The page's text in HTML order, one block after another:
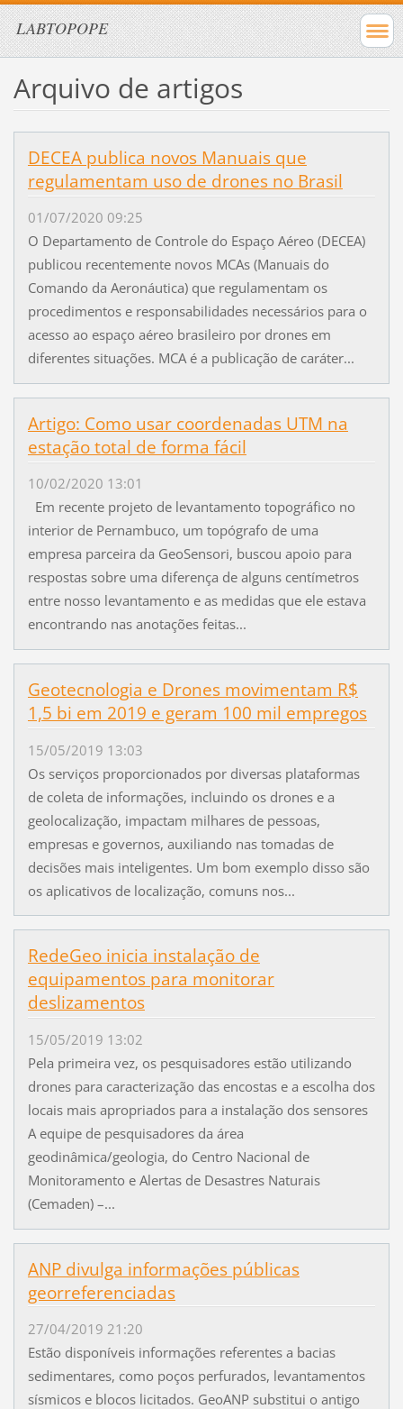
LABTOPOPE
Arquivo de artigos
DECEA publica novos Manuais que
regulamentam uso de drones no Brasil
01/07/2020 09:25
O Departamento de Controle do Espaço Aéreo (DECEA)
publicou recentemente novos MCAs (Manuais do
Comando da Aeronáutica) que regulamentam os
procedimentos e responsabilidades necessários para o
acesso ao espaço aéreo brasileiro por drones em
diferentes situações. MCA é a publicação de caráter...
Artigo: Como usar coordenadas UTM na
estação total de forma fácil
10/02/2020 13:01
Em recente projeto de levantamento topográfico no
interior de Pernambuco, um topógrafo de uma
empresa parceira da GeoSensori, buscou apoio para
respostas sobre uma diferença de alguns centímetros
entre nosso levantamento e as medidas que ele estava
encontrando nas anotações feitas...
Geotecnologia e Drones movimentam R$
1,5 bi em 2019 e geram 100 mil empregos
15/05/2019 13:03
Os serviços proporcionados por diversas plataformas
de coleta de informações, incluindo os drones e a
geolocalização, impactam milhares de pessoas,
empresas e governos, auxiliando nas tomadas de
decisões mais inteligentes. Um bom exemplo disso são
os aplicativos de localização, comuns nos...
RedeGeo inicia instalação de
equipamentos para monitorar
deslizamentos
15/05/2019 13:02
Pela primeira vez, os pesquisadores estão utilizando
drones para caracterização das encostas e a escolha dos
locais mais apropriados para a instalação dos sensores
A equipe de pesquisadores da área
geodinâmica/geologia, do Centro Nacional de
Monitoramento e Alertas de Desastres Naturais
(Cemaden) –...
ANP divulga informações públicas
georreferenciadas
27/04/2019 21:20
Estão disponíveis informações referentes a bacias
sedimentares, como poços perfurados, levantamentos
sísmicos e blocos licitados. GeoANP substitui o antigo